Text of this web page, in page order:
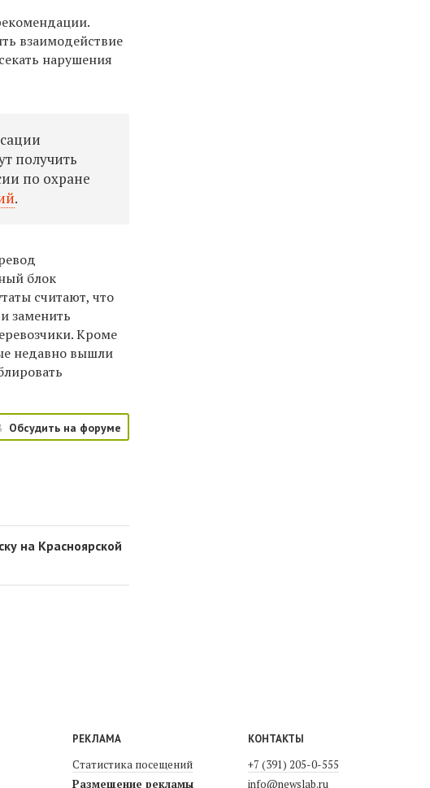
взаимодействие
нарушения
получить
по охране
.
блок
считают, что
заменить
Кроме
недавно вышли
Обсудить на форуме
на Красноярской
РЕКЛАМА
Статистика посещений
Размещение рекламы
КОНТАКТЫ
+7 (391) 205-0-555
info@newslab.ru